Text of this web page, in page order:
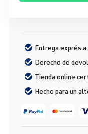
Entrega exprés
Derecho de
Tienda online
Hecho para un